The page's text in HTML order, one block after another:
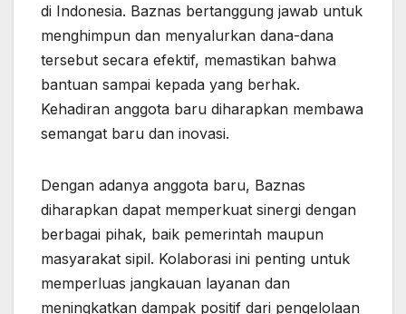
di Indonesia. Baznas bertanggung jawab untuk
menghimpun dan menyalurkan dana-dana
tersebut secara efektif, memastikan bahwa
bantuan sampai kepada yang berhak.
Kehadiran anggota baru diharapkan membawa
semangat baru dan inovasi.
Dengan adanya anggota baru, Baznas
diharapkan dapat memperkuat sinergi dengan
berbagai pihak, baik pemerintah maupun
masyarakat sipil. Kolaborasi ini penting untuk
memperluas jangkauan layanan dan
meningkatkan dampak positif dari pengelolaan